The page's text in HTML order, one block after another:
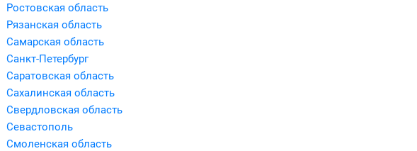
Ростовская область
Рязанская область
Самарская область
Санкт-Петербург
Саратовская область
Сахалинская область
Свердловская область
Севастополь
Смоленская область